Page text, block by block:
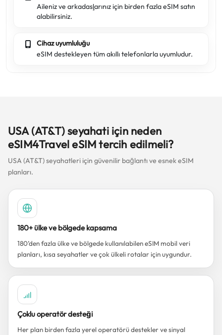
Aileniz ve arkadaşlarınız için birden fazla eSIM satın
alabilirsiniz.
Cihaz uyumluluğu
eSIM destekleyen tüm akıllı telefonlarla uyumludur.
USA (AT&T) seyahati için neden
eSIM4Travel eSIM tercih edilmeli?
USA (AT&T) seyahatleri için güvenilir bağlantı ve esnek eSIM
planları.
180+ ülke ve bölgede kapsama
180’den fazla ülke ve bölgede kullanılabilen eSIM mobil veri
planları, kısa seyahatler ve çok ülkeli rotalar için uygundur.
Çoklu operatör desteği
Her plan birden fazla yerel operatörü destekler ve sinyal